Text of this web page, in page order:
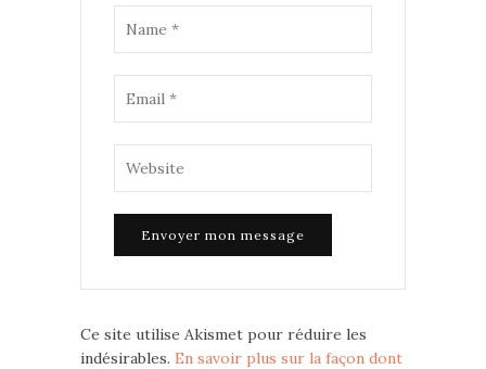
Ce site utilise Akismet pour réduire les
indésirables. En savoir plus sur la façon dont